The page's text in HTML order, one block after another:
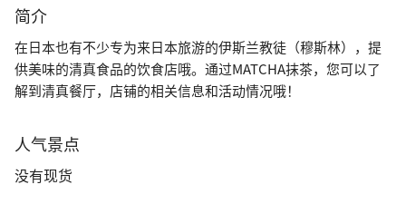
简介
在日本也有不少专为来日本旅游的伊斯兰教徒（穆斯林），提
供美味的清真食品的饮食店哦。通过MATCHA抹茶，您可以了
解到清真餐厅，店铺的相关信息和活动情况哦！
人气景点
没有现货